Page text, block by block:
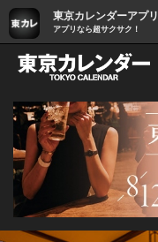
東京カレンダーアプリ
アプリなら超サクサク！